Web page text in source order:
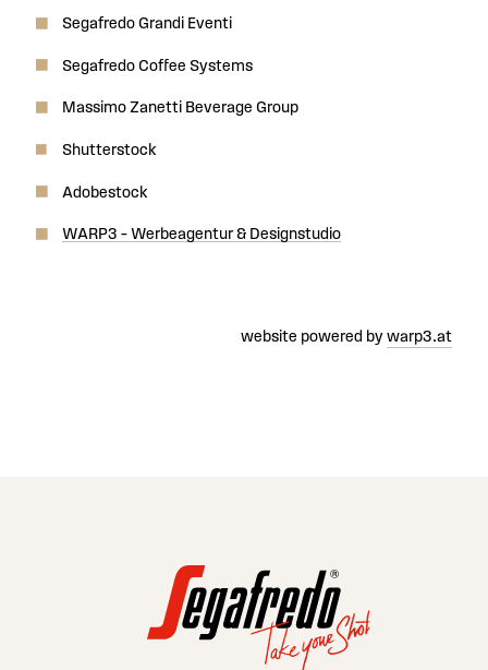
Segafredo Grandi Eventi
Segafredo Coffee Systems
Massimo Zanetti Beverage Group
Shutterstock
Adobestock
WARP3 – Werbeagentur & Designstudio
website powered bywarp3.at